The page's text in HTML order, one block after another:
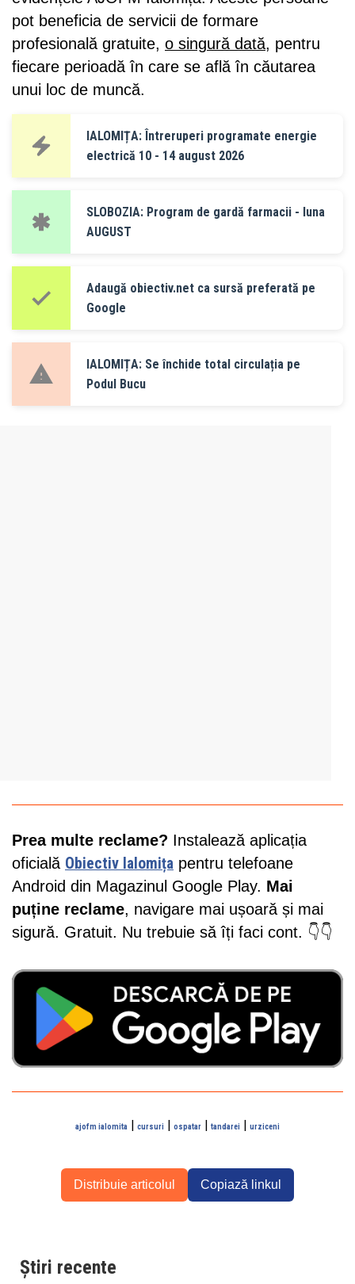
pot beneficia de servicii de formare
profesională gratuite, o singură dată, pentru
fiecare perioadă în care se află în căutarea
unui loc de muncă.
IALOMIȚA: Întreruperi programate energie
electrică 10 - 14 august 2026
SLOBOZIA: Program de gardă farmacii - luna
AUGUST
Adaugă obiectiv.net ca sursă preferată pe
Google
IALOMIȚA: Se închide total circulația pe
Podul Bucu
Prea multe reclame? Instalează aplicația
oficială Obiectiv Ialomița pentru telefoane
Android din Magazinul Google Play. Mai
puține reclame, navigare mai ușoară și mai
sigură. Gratuit. Nu trebuie să îți faci cont. 👇👇
ajofm ialomita | cursuri | ospatar | tandarei | urziceni
Distribuie articolul Copiază linkul
Știri recente